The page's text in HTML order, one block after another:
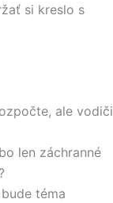
si kreslo s
ale vodiči
len záchranné
téma